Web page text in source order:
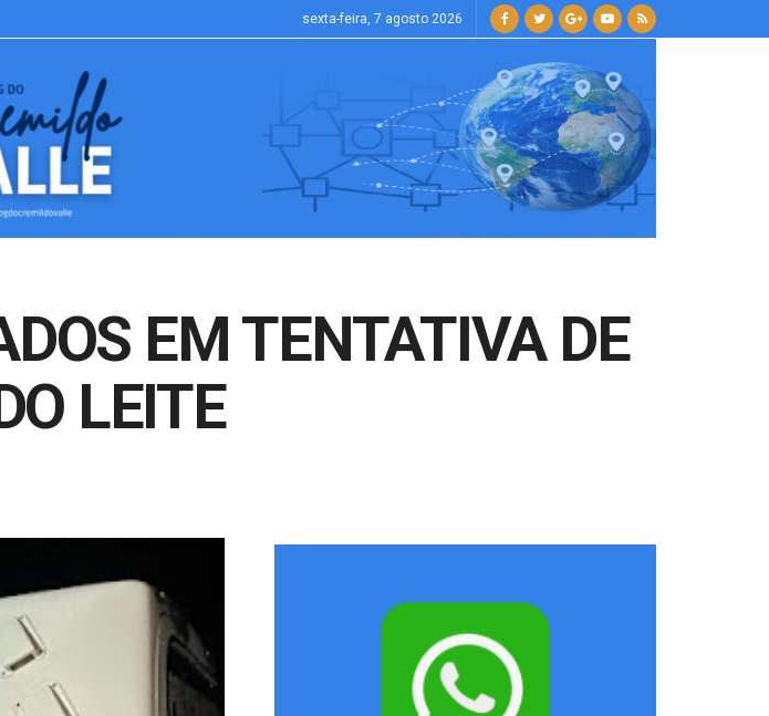
sexta-feira, 7 agosto 2026
EM TENTATIVA DE
LEITE